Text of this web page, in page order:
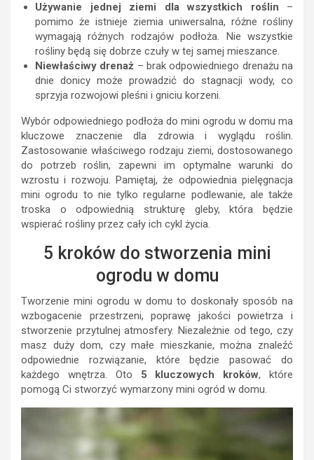
Używanie jednej ziemi dla wszystkich roślin –
pomimo że istnieje ziemia uniwersalna, różne rośliny
wymagają różnych rodzajów podłoża. Nie wszystkie
rośliny będą się dobrze czuły w tej samej mieszance.
Niewłaściwy drenaż – brak odpowiedniego drenażu na
dnie donicy może prowadzić do stagnacji wody, co
sprzyja rozwojowi pleśni i gniciu korzeni.
Wybór odpowiedniego podłoża do mini ogrodu w domu ma
kluczowe znaczenie dla zdrowia i wyglądu roślin.
Zastosowanie właściwego rodzaju ziemi, dostosowanego
do potrzeb roślin, zapewni im optymalne warunki do
wzrostu i rozwoju. Pamiętaj, że odpowiednia pielęgnacja
mini ogrodu to nie tylko regularne podlewanie, ale także
troska o odpowiednią strukturę gleby, która będzie
wspierać rośliny przez cały ich cykl życia.
5 kroków do stworzenia mini
ogrodu w domu
Tworzenie mini ogrodu w domu to doskonały sposób na
wzbogacenie przestrzeni, poprawę jakości powietrza i
stworzenie przytulnej atmosfery. Niezależnie od tego, czy
masz duży dom, czy małe mieszkanie, można znaleźć
odpowiednie rozwiązanie, które będzie pasować do
każdego wnętrza. Oto 5 kluczowych kroków, które
pomogą Ci stworzyć wymarzony mini ogród w domu.